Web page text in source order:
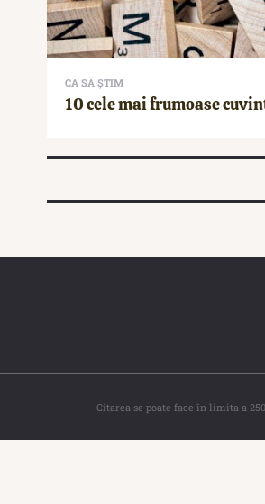
CA SĂ ȘTIM
10 cele mai frumoase
Citarea se poate face în limita a